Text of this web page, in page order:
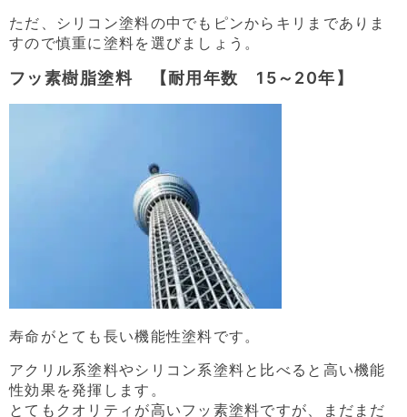
ただ、シリコン塗料の中でもピンからキリまでありま
すので慎重に塗料を選びましょう。
フッ素樹脂塗料 【耐用年数 15～20年】
寿命がとても長い機能性塗料です。
アクリル系塗料やシリコン系塗料と比べると高い機能
性効果を発揮します。
とてもクオリティが高いフッ素塗料ですが、まだまだ